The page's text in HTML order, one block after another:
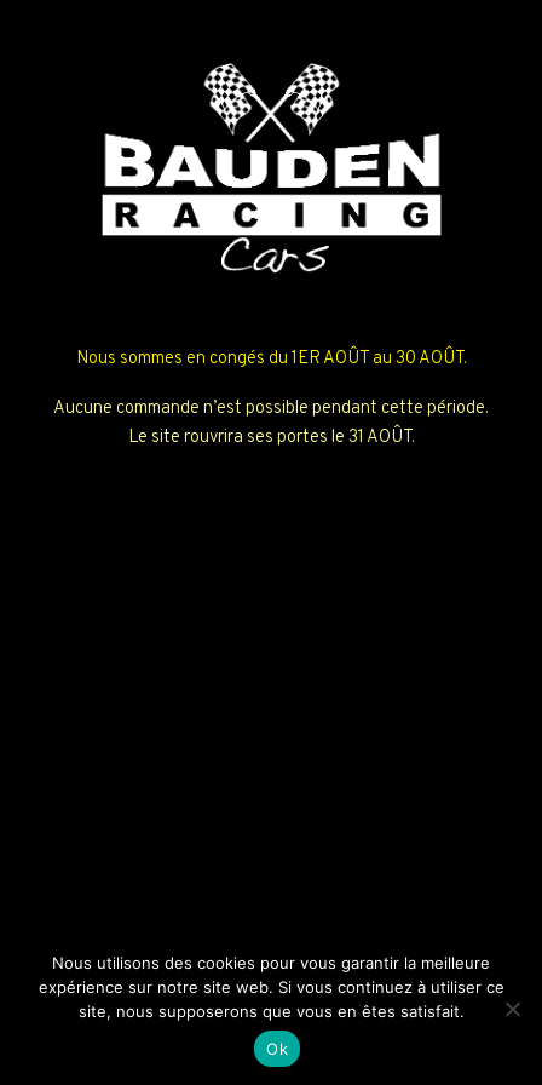
Nous sommes en congés du 1ER AOÛT au 30 AOÛT.
Aucune commande n’est possible pendant cette période.
Le site rouvrira ses portes le 31 AOÛT.
Nous utilisons des cookies pour vous garantir la meilleure
expérience sur notre site web. Si vous continuez à utiliser ce
site, nous supposerons que vous en êtes satisfait.
Ok